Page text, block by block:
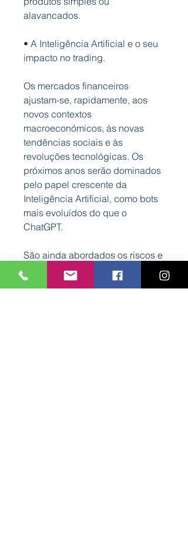
alavancados.
• A Inteligência Artificial e o seu
impacto no trading.
Os mercados financeiros
ajustam-se, rapidamente, aos
novos contextos
macroeconómicos, às novas
tendências sociais e às
revoluções tecnológicas. Os
próximos anos serão dominados
pelo papel crescente da
Inteligência Artificial, como bots
mais evoluídos do que o
ChatGPT.
São ainda abordados os riscos e
as vantagens dos diferentes
ativos financeiros; os segredos